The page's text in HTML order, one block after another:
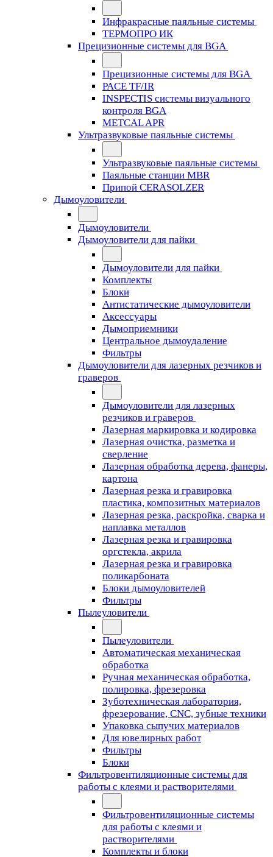
Инфракрасные паяльные системы
ТЕРМОПРО ИК
Прецизионные системы для BGA
Прецизионные системы для BGA
PACE TF/IR
INSPECTIS системы визуального
контроля BGA
METCAL APR
Ультразвуковые паяльные системы
Ультразвуковые паяльные системы
Паяльные станции MBR
Припой CERASOLZER
Дымоуловители
Дымоуловители
Дымоуловители для пайки
Дымоуловители для пайки
Комплекты
Блоки
Антистатические дымоуловители
Аксессуары
Дымоприемники
Центральное дымоудаление
Фильтры
Дымоуловители для лазерных резчиков и
граверов
Дымоуловители для лазерных
резчиков и граверов
Лазерная маркировка и кодировка
Лазерная очистка, разметка и
сверление
Лазерная обработка дерева, фанеры,
картона
Лазерная резка и гравировка
пластика, композитных материалов
Лазерная резка, раскройка, сварка и
наплавка металлов
Лазерная резка и гравировка
оргстекла, акрила
Лазерная резка и гравировка
поликарбоната
Блоки дымоуловителей
Фильтры
Пылеуловители
Пылеуловители
Автоматическая механическая
обработка
Ручная механическая обработка,
полировка, фрезеровка
Зуботехническая лаборатория,
фрезерование, CNC, зубные техники
Упаковка сыпучих материалов
Для ювелирных работ
Фильтры
Блоки
Фильтровентиляционные системы для
работы с клеями и растворителями
Фильтровентиляционные системы
для работы с клеями и
растворителями
Комплекты и блоки